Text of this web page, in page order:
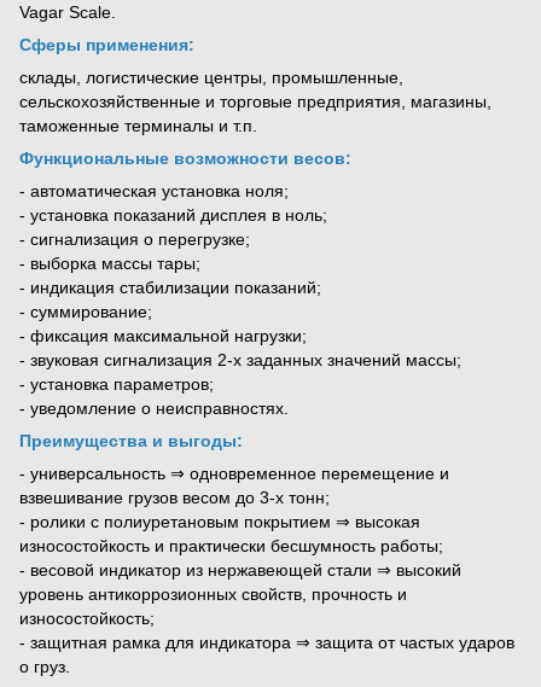
Vagar Scale.
Сферы применения:
склады, логистические центры, промышленные,
сельскохозяйственные и торговые предприятия, магазины,
таможенные терминалы и т.п.
Функциональные возможности весов:
- автоматическая установка ноля;
- установка показаний дисплея в ноль;
- сигнализация о перегрузке;
- выборка массы тары;
- индикация стабилизации показаний;
- суммирование;
- фиксация максимальной нагрузки;
- звуковая сигнализация 2-х заданных значений массы;
- установка параметров;
- уведомление о неисправностях.
Преимущества и выгоды:
- универсальность ⇒ одновременное перемещение и
взвешивание грузов весом до 3-х тонн;
- ролики с полиуретановым покрытием ⇒ высокая
износостойкость и практически бесшумность работы;
- весовой индикатор из нержавеющей стали ⇒ высокий
уровень антикоррозионных свойств, прочность и
износостойкость;
- защитная рамка для индикатора ⇒ защита от частых ударов
о груз.